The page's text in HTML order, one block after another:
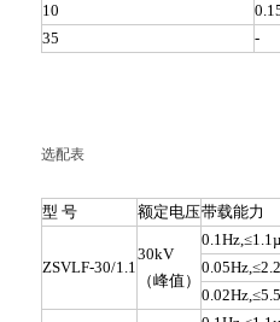
10
35
-
选配表
型 号 额定电压带载能力
ZSVLF-30/1.1
30kV
（峰值）